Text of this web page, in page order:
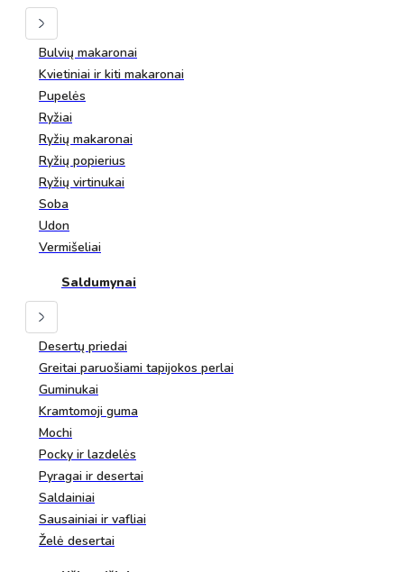
Bulvių makaronai
Kvietiniai ir kiti makaronai
Pupelės
Ryžiai
Ryžių makaronai
Ryžių popierius
Ryžių virtinukai
Soba
Udon
Vermišeliai
Saldumynai
Desertų priedai
Greitai paruošiami tapijokos perlai
Guminukai
Kramtomoji guma
Mochi
Pocky ir lazdelės
Pyragai ir desertai
Saldainiai
Sausainiai ir vafliai
Želė desertai